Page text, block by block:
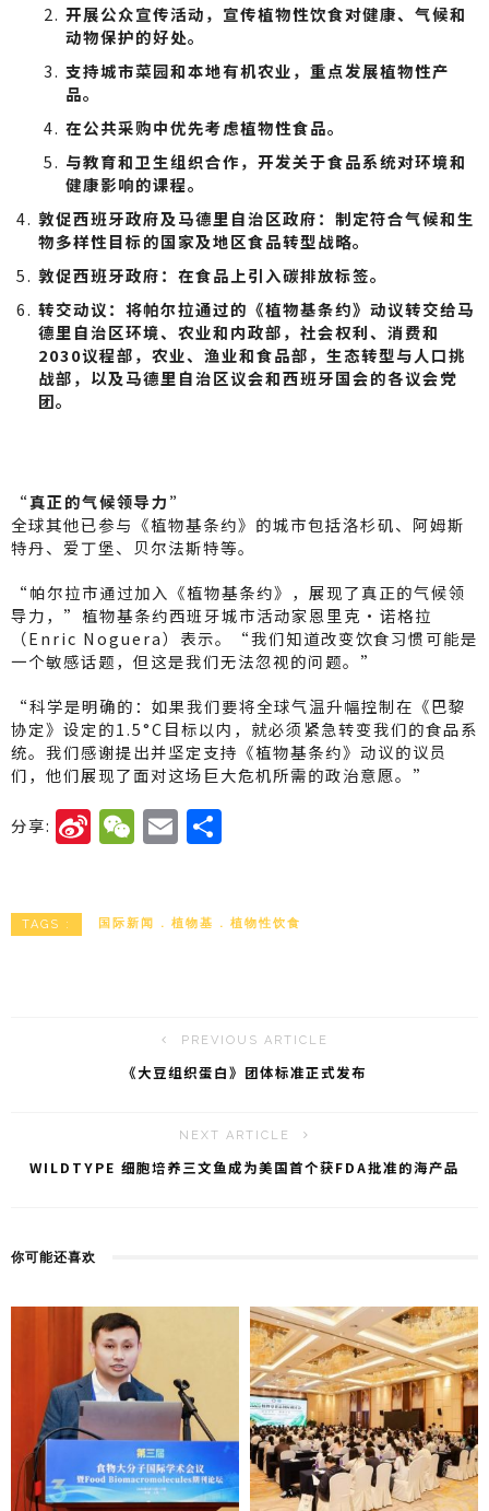
开展公众宣传活动，宣传植物性饮食对健康、气候和
动物保护的好处。
支持城市菜园和本地有机农业，重点发展植物性产
品。
在公共采购中优先考虑植物性食品。
与教育和卫生组织合作，开发关于食品系统对环境和
健康影响的课程。
敦促西班牙政府及马德里自治区政府：制定符合气候和生
物多样性目标的国家及地区食品转型战略。
敦促西班牙政府：在食品上引入碳排放标签。
转交动议：将帕尔拉通过的《植物基条约》动议转交给马
德里自治区环境、农业和内政部，社会权利、消费和
2030议程部，农业、渔业和食品部，生态转型与人口挑
战部，以及马德里自治区议会和西班牙国会的各议会党
团。
“真正的气候领导力”
全球其他已参与《植物基条约》的城市包括洛杉矶、阿姆斯
特丹、爱丁堡、贝尔法斯特等。
“帕尔拉市通过加入《植物基条约》，展现了真正的气候领
导力，”植物基条约西班牙城市活动家恩里克·诺格拉
（Enric Noguera）表示。“我们知道改变饮食习惯可能是
一个敏感话题，但这是我们无法忽视的问题。”
“科学是明确的：如果我们要将全球气温升幅控制在《巴黎
协定》设定的1.5°C目标以内，就必须紧急转变我们的食品系
统。我们感谢提出并坚定支持《植物基条约》动议的议员
们，他们展现了面对这场巨大危机所需的政治意愿。”
分享: Si
n
W
W
e
h
E
m
l
TAGS : 国际新闻 植物基 植物性饮食
PREVIOUS ARTICLE
《大豆组织蛋白》团体标准正式发布
NEXT ARTICLE
WILDTYPE 细胞培养三文鱼成为美国首个获FDA批准的海产品
你可能还喜欢